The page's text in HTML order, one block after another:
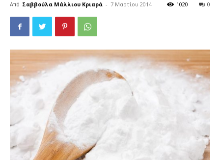
Από Σαββούλα Μάλλιου Κριαρά - 7 Μαρτίου 2014 0
1020